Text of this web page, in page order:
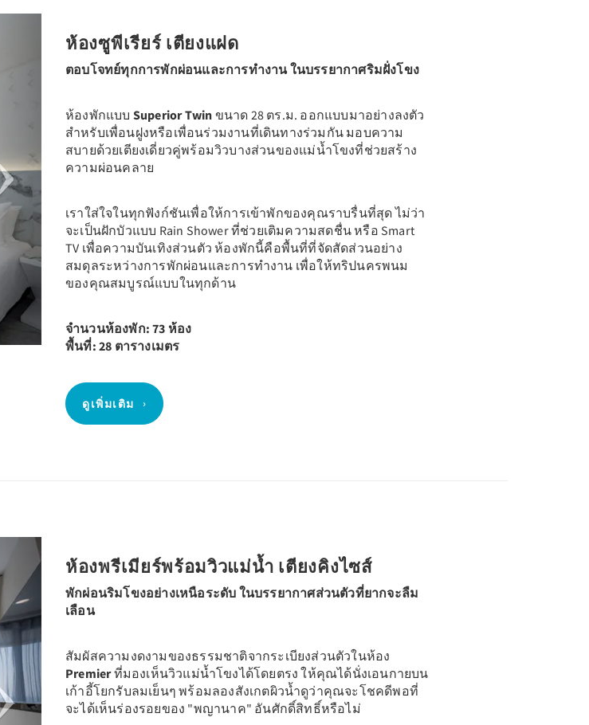
ห้องซูพีเรียร์ เตียงแฝด
ตอบโจทย์ทุกการพักผ่อนและการทำงาน ในบรรยากาศริมฝั่งโขง
ห้องพักแบบ Superior Twin ขนาด 28 ตร.ม. ออกแบบมาอย่างลงตัว
สำหรับเพื่อนฝูงหรือเพื่อนร่วมงานที่เดินทางร่วมกัน มอบความ
สบายด้วยเตียงเดี่ยวคู่พร้อมวิวบางส่วนของแม่น้ำโขงที่ช่วยสร้าง
ความผ่อนคลาย
เราใส่ใจในทุกฟังก์ชันเพื่อให้การเข้าพักของคุณราบรื่นที่สุด ไม่ว่า
จะเป็นฝักบัวแบบ Rain Shower ที่ช่วยเติมความสดชื่น หรือ Smart
TV เพื่อความบันเทิงส่วนตัว ห้องพักนี้คือพื้นที่ที่จัดสัดส่วนอย่าง
สมดุลระหว่างการพักผ่อนและการทำงาน เพื่อให้ทริปนครพนม
ของคุณสมบูรณ์แบบในทุกด้าน
จำนวนห้องพัก: 73 ห้อง
พื้นที่: 28 ตารางเมตร
ดูเพิ่มเติม
Next
ห้องพรีเมียร์พร้อมวิวแม่น้ำ เตียงคิงไซส์
พักผ่อนริมโขงอย่างเหนือระดับ ในบรรยากาศส่วนตัวที่ยากจะลืม
เลือน
สัมผัสความงดงามของธรรมชาติจากระเบียงส่วนตัวในห้อง
Premierที่มองเห็นวิวแม่น้ำโขงได้โดยตรง ให้คุณได้นั่งเอนกายบน
เก้าอี้โยกรับลมเย็นๆ พร้อมลองสังเกตผิวน้ำดูว่าคุณจะโชคดีพอที่
จะได้เห็นร่องรอยของ "พญานาค" อันศักดิ์สิทธิ์หรือไม่